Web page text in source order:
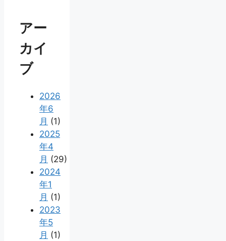
アー
カイ
ブ
2026
年6
月 (1)
2025
年4
月 (29)
2024
年1
月 (1)
2023
年5
月 (1)